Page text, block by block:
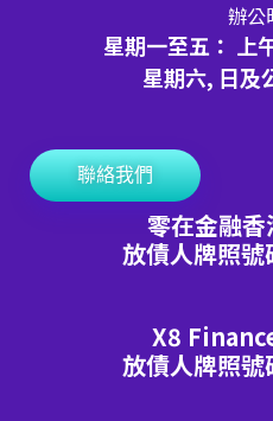
辦公
星期一至五： 上
星期六, 日及
聯絡我們
零在金融
放債人牌照
X8
放債人牌照